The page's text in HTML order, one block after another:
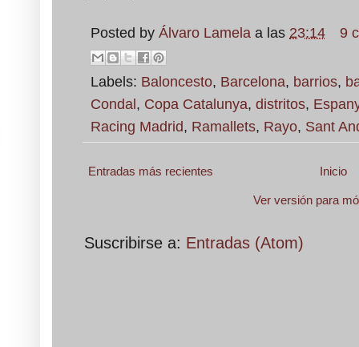
Posted by Álvaro Lamela a las 23:14 9
Labels: Baloncesto, Barcelona, barrios,
Condal, Copa Catalunya, distritos,
Racing Madrid, Ramallets, Rayo, Sant
Entradas más recientes Inicio
Ver versión para
Suscribirse a: Entradas (Atom)